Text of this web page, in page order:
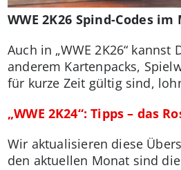
WWE 2K26 Spind-Codes
Auch in „WWE 2K26“
anderem Kartenpacks,
für kurze Zeit gültig sind,
„WWE 2K24“: Tipps – das
Wir aktualisieren diese
den aktuellen Monat sind